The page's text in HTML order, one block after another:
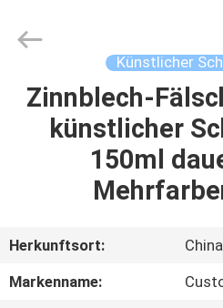
STARTSEITE
PRODUKTE
ÜBER
Chemical
Co.,Limited.
Reserved.
Künstlicher
Zinnblech-
künstlicher
150ml
Herkunftsort:
China
Markenname: